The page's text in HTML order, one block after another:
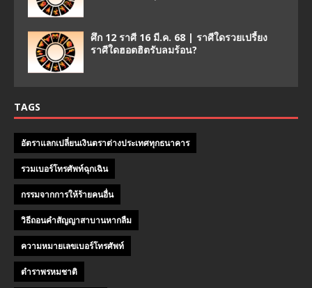
ศึก 12 ราศี 16 มี.ค. 68 | ราศีใดรวยเปรี้ยง
ราศีใดฮอตฮิตรับลมร้อน?
TAGS
อัตราแลกเปลี่ยนเงินตราต่างประเทศทุกธนาคาร
รวมเบอร์โทรศัพท์ฉุกเฉิน
กรรมจากการให้ร้ายคนอื่น
วิธีถอนคําสัญญาสาบานหากลืม
ความหมายเลขเบอร์โทรศัพท์
ตำราพรหมชาติ